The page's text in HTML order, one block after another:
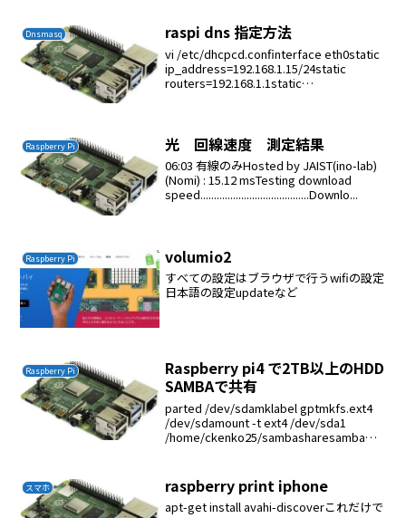
Dnsmasq raspi dns 指定方法
vi /etc/dhcpcd.confinterface eth0static
ip_address=192.168.1.15/24static
routers=192.168.1.1static
Raspberry Pi 光 回線速度 測定結果
06:03 有線のみHosted by JAIST(ino-lab)
(Nomi) : 15.12 msTesting download
speed........................................Downlo...
Raspberry Pi volumio2
すべての設定はブラウザで行うwifiの設定
日本語の設定updateなど
Raspberry Pi
Raspberry pi4 で2TB以上のHDD
SAMBAで共有
parted /dev/sdamklabel gptmkfs.ext4
/dev/sdamount -t ext4 /dev/sda1
/home/ckenko25/sambasharesamba
スマホ raspberry print iphone
apt-get install avahi-discoverこれだけで